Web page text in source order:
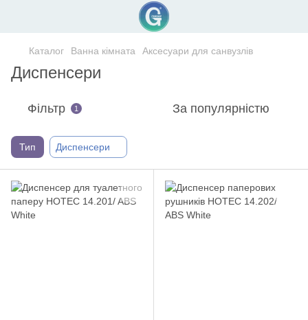
Каталог Ванна кімната Аксесуари для санвузлів
Диспенсери
Фільтр 1 За популярністю
Тип Диспенсери